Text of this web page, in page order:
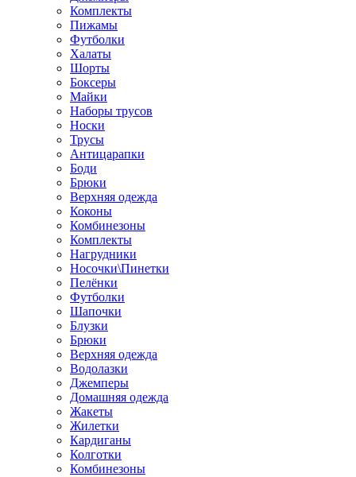
Комплекты
Пижамы
Футболки
Халаты
Шорты
Боксеры
Майки
Наборы трусов
Носки
Трусы
Антицарапки
Боди
Брюки
Верхняя одежда
Коконы
Комбинезоны
Комплекты
Нагрудники
Носочки\Пинетки
Пелёнки
Футболки
Шапочки
Блузки
Брюки
Верхняя одежда
Водолазки
Джемперы
Домашняя одежда
Жакеты
Жилетки
Кардиганы
Колготки
Комбинезоны